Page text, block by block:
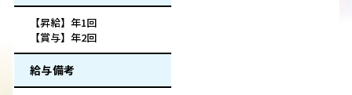
【昇給】年1回
【賞与】年2回
給与備考